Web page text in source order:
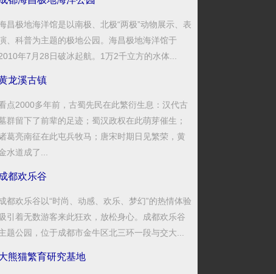
昌极地海洋馆是以南极、北极“两极”动物展示、表
、科普为主题的极地公园。海昌极地海洋馆于
年7月28日破冰起航。1万2千立方的水体...
龙溪古镇
点2000多年前，古蜀先民在此繁衍生息：汉代古
群留下了前辈的足迹；蜀汉政权在此萌芽催生；
葛亮南征在此屯兵牧马；唐宋时期日见繁荣，黄
水道成了...
成都欢乐谷
成都欢乐谷以“时尚、动感、欢乐、梦幻”的热情体验
引着无数游客来此狂欢，放松身心。成都欢乐谷
题公园，位于成都市金牛区北三环一段与交大...
熊猫繁育研究基地